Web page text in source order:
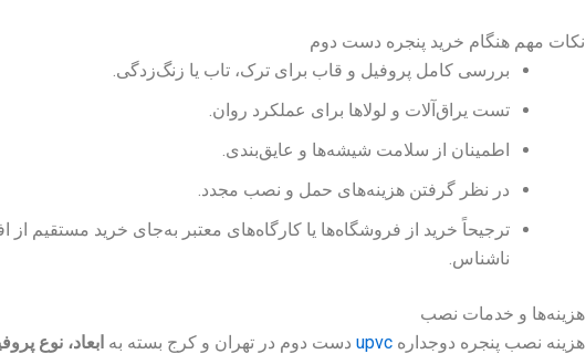
نکات مهم هنگام خرید پنجره دست دوم
بررسی کامل پروفیل و قاب برای ترک، تاب یا زنگ‌زدگی.
تست یراق‌آلات و لولاها برای عملکرد روان.
اطمینان از سلامت شیشه‌ها و عایق‌بندی.
در نظر گرفتن هزینه‌های حمل و نصب مجدد.
ترجیحاً خرید از فروشگاه‌ها یا کارگاه‌های معتبر به‌جای خرید مستقیم از
ناشناس.
هزینه‌ها و خدمات نصب
هزینه نصب پنجره دوجداره upvc دست دوم در تهران و کرج بسته به ابعاد، نوع